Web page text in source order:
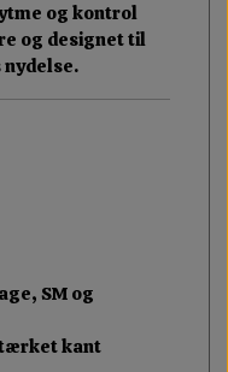
og kontrol
og designet til
SM og
kant